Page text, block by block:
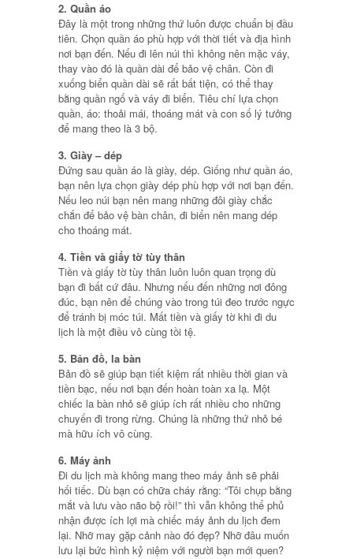
2. Quần áo
Đây là một trong những thứ luôn được chuẩn bị đầu
tiên. Chọn quần áo phù hợp với thời tiết và địa hình
nơi bạn đến. Nếu đi lên núi thì không nên mặc váy,
thay vào đó là quần dài để bảo vệ chân. Còn đi
xuống biển quần dài sẽ rất bất tiện, có thể thay
bằng quần ngố và váy đi biển. Tiêu chí lựa chọn
quần, áo: thoải mái, thoáng mát và con số lý tưởng
để mang theo là 3 bộ.
3. Giày – dép
Đứng sau quần áo là giày, dép. Giống như quần áo,
bạn nên lựa chọn giày dép phù hợp với nơi bạn đến.
Nếu leo núi bạn nên mang những đôi giày chắc
chắn để bảo vệ bàn chân, đi biển nên mang dép
cho thoáng mát.
4. Tiền và giấy tờ tùy thân
Tiền và giấy tờ tùy thân luôn luôn quan trọng dù
bạn đi bất cứ đâu. Nhưng nếu đến những nơi đông
đúc, bạn nên để chúng vào trong túi đeo trước ngực
để tránh bị móc túi. Mất tiền và giấy tờ khi đi du
lịch là một điều vô cùng tồi tệ.
5. Bản đồ, la bàn
Bản đồ sẽ giúp bạn tiết kiệm rất nhiều thời gian và
tiền bạc, nếu nơi bạn đến hoàn toàn xa lạ. Một
chiếc la bàn nhỏ sẽ giúp ích rất nhiều cho những
chuyến đi trong rừng. Chúng là những thứ nhỏ bé
mà hữu ích vô cùng.
6. Máy ảnh
Đi du lịch mà không mang theo máy ảnh sẽ phải
hối tiếc. Dù bạn có chữa cháy rằng: “Tôi chụp bằng
mắt và lưu vào não bộ rồi!” thì vẫn không thể phủ
nhận được ích lợi mà chiếc máy ảnh du lịch đem
lại. Nhỡ may gặp cảnh nào đó đẹp? Nhỡ đâu muốn
lưu lại bức hình kỷ niệm với người bạn mới quen?